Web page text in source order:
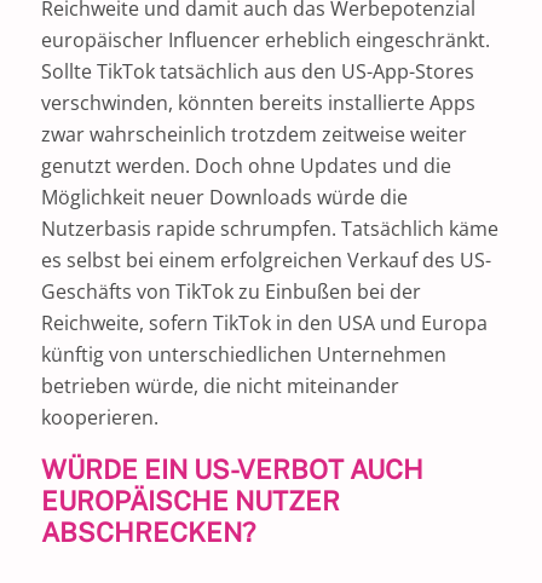
Reichweite und damit auch das Werbepotenzial
europäischer Influencer erheblich eingeschränkt.
Sollte TikTok tatsächlich aus den US-App-Stores
verschwinden, könnten bereits installierte Apps
zwar wahrscheinlich trotzdem zeitweise weiter
genutzt werden. Doch ohne Updates und die
Möglichkeit neuer Downloads würde die
Nutzerbasis rapide schrumpfen. Tatsächlich käme
es selbst bei einem erfolgreichen Verkauf des US-
Geschäfts von TikTok zu Einbußen bei der
Reichweite, sofern TikTok in den USA und Europa
künftig von unterschiedlichen Unternehmen
betrieben würde, die nicht miteinander
kooperieren.
WÜRDE EIN US-VERBOT AUCH
EUROPÄISCHE NUTZER
ABSCHRECKEN?